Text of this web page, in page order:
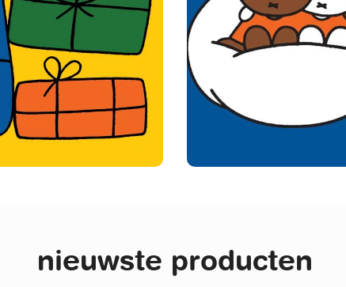
nieuwste producten